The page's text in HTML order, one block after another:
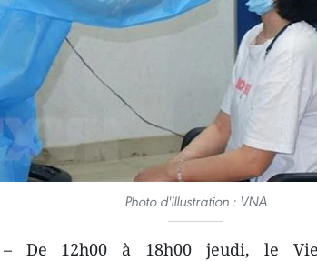
Photo d'illustration : VNA
– De 12h00 à 18h00 jeudi, le